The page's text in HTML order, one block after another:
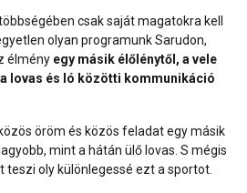
csak saját magatokra kell
olyan programunk Sarudon,
élmény egy másik élőlénytől, a vele
lovas és ló közötti kommunikáció
öröm és közös feladat egy másik
mint a hátán ülő lovas. S mégis
teszi oly különlegessé ezt a sportot.